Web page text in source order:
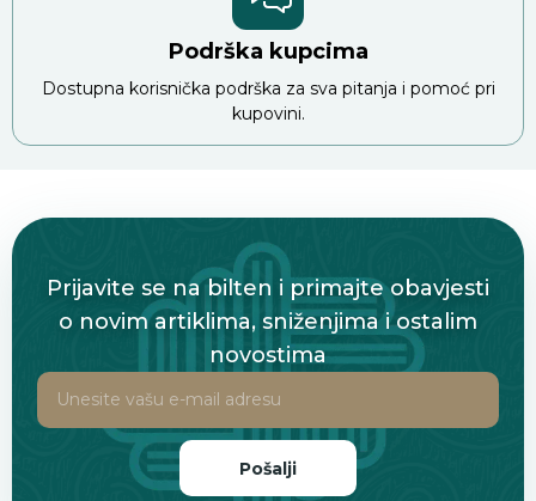
Podrška kupcima
Dostupna korisnička podrška za sva pitanja i pomoć pri
kupovini.
Prijavite se na bilten i primajte obavjesti
o novim artiklima, sniženjima i ostalim
novostima
Pošalji